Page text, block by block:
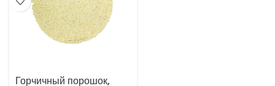
Горчичный порошок,